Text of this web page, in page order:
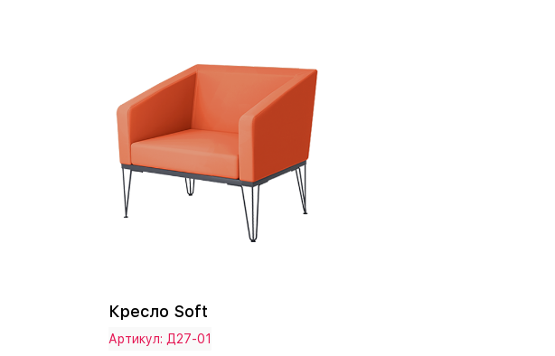
Кресло Soft
Артикул: Д27-01